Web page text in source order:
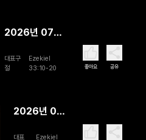
2026년 07월
Forward in
대표구
절
Ezekiel
33:10-20
좋아요 공유
2026년 07
대표 Ezekiel